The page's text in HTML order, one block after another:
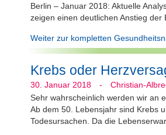
Berlin – Januar 2018: Aktuelle
zeigen einen deutlichen Anstieg
Weiter zur kompletten
Krebs oder
30. Januar 2018 -
Christian-
Sehr wahrscheinlich werden wir an
Ab dem 50. Lebensjahr sind Krebs
Todesursachen. Da die